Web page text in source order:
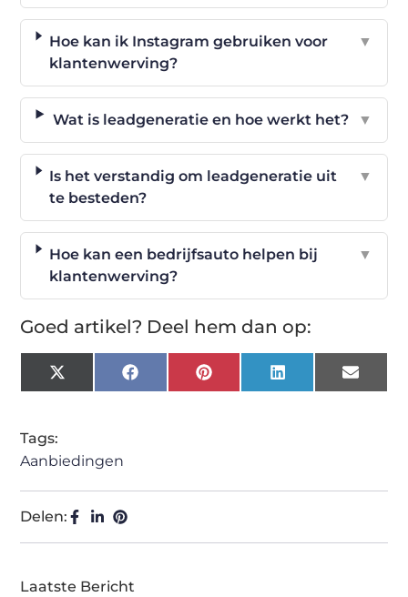
Hoe kan ik Instagram gebruiken voor
klantenwerving?
▼
Wat is leadgeneratie en hoe werkt het? ▼
Is het verstandig om leadgeneratie uit
te besteden?
▼
Hoe kan een bedrijfsauto helpen bij
klantenwerving?
▼
Goed artikel? Deel hem dan op:
X
(Twitter)
FacebookPinterest LinkedIn Email
Tags:
Aanbiedingen
Delen:
Laatste Bericht